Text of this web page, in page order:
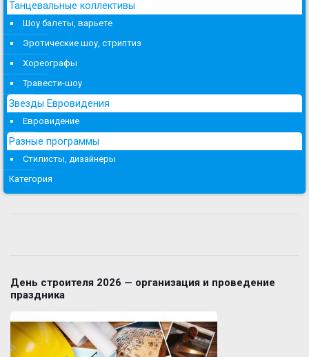
Танцевальные коллективы
Шоу балеты, варьете
Эротические шоу, стриптиз
Хореографы
Травести-шоу
Звезды Евровидения
Евровидение
Разные программы
Стилисты, дизайнеры
Категория
День строителя 2026 — организация и проведение
праздника